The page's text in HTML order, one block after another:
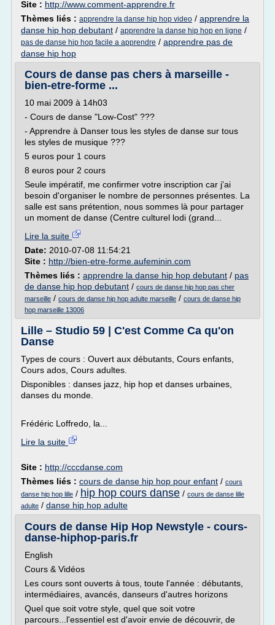
Site : http://www.comment-apprendre.fr
Thèmes liés : apprendre la danse hip hop video / apprendre la
danse hip hop debutant / apprendre la danse hip hop en ligne /
pas de danse hip hop facile a apprendre / apprendre pas de
danse hip hop
Cours de danse pas chers à marseille -
bien-etre-forme ...
10 mai 2009 à 14h03
- Cours de danse "Low-Cost" ???
- Apprendre à Danser tous les styles de danse sur tous
les styles de musique ???
5 euros pour 1 cours
8 euros pour 2 cours
Seule impératif, me confirmer votre inscription car j'ai
besoin d'organiser le nombre de personnes présentes. La
salle est sans prétention, nous sommes là pour partager
un moment de danse (Centre culturel lodi (grand...
Lire la suite
Date: 2010-07-08 11:54:21
Site : http://bien-etre-forme.aufeminin.com
Thèmes liés : apprendre la danse hip hop debutant / pas
de danse hip hop debutant / cours de danse hip hop pas cher
marseille / cours de danse hip hop adulte marseille / cours de danse hip
hop marseille 13006
Lille – Studio 59 | C'est Comme Ca qu'on
Danse
Types de cours : Ouvert aux débutants, Cours enfants,
Cours ados, Cours adultes.
Disponibles : danses jazz, hip hop et danses urbaines,
danses du monde.
Frédéric Loffredo, la...
Lire la suite
Site : http://cccdanse.com
Thèmes liés : cours de danse hip hop pour enfant / cours
danse hip hop lille / hip hop cours danse / cours de danse lille
adulte / danse hip hop adulte
Cours de danse Hip Hop Newstyle - cours-
danse-hiphop-paris.fr
English
Cours & Vidéos
Les cours sont ouverts à tous, toute l'année : débutants,
intermédiaires, avancés, danseurs d'autres horizons
Quel que soit votre style, quel que soit votre
parcours...l'essentiel est d'avoir envie de découvrir, de